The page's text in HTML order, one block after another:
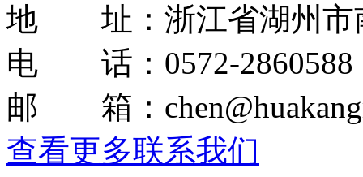
地 址：浙江省湖州市
电 话：0572-2860588
邮 箱：
查看更多联系我们